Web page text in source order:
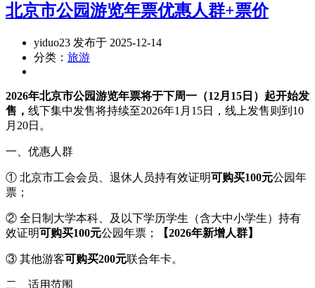
北京市公园游览年票优惠人群+票价
yiduo23 发布于 2025-12-14
分类： 旅游
2026年北京市公园游览年票将于下周一（12月15日）起开始发
售， 线下集中发售将持续至2026年1月15日，线上发售则到10
月20日。
一、优惠人群
① 北京市工会会员、退休人员持有效证明可购买100元公园年
票；
② 全日制大学本科、及以下学历学生（含大中小学生）持有
效证明可购买100元公园年票； 【2026年新增人群】
③ 其他游客可购买200元联合年卡。
二、适用范围